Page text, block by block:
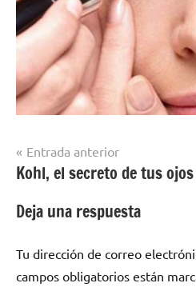
Navegación
de
entradas
Entrada anterior
Kohl, el secreto de tus ojos
Deja una respuesta
Tu dirección de correo
campos obligatorios están